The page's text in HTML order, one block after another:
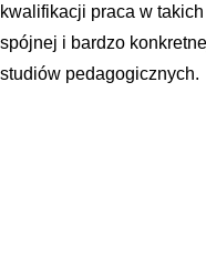
kwalifikacji praca w
spójnej i bardzo
studiów pedagogicznych.